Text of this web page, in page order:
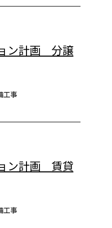
ン計画 分譲
工事
ン計画 賃貸
工事